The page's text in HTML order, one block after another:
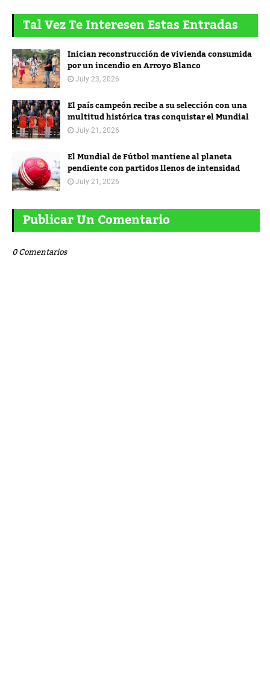
Tal Vez Te Interesen Estas Entradas
Inician reconstrucción de vivienda consumida
por un incendio en Arroyo Blanco
July 23, 2026
El país campeón recibe a su selección con una
multitud histórica tras conquistar el Mundial
July 21, 2026
El Mundial de Fútbol mantiene al planeta
pendiente con partidos llenos de intensidad
July 21, 2026
Publicar Un Comentario
0 Comentarios